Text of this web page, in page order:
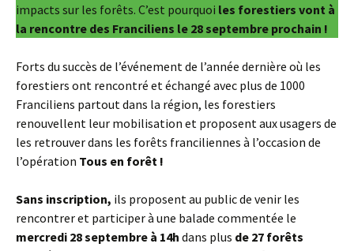
impacts sur les forêts. C’est pourquoi les forestiers vont à
la rencontre des Franciliens le 28 septembre prochain !
Forts du succès de l’événement de l’année dernière où les
forestiers ont rencontré et échangé avec plus de 1000
Franciliens partout dans la région, les forestiers
renouvellent leur mobilisation et proposent aux usagers de
les retrouver dans les forêts franciliennes à l’occasion de
l’opération Tous en forêt !
Sans inscription, ils proposent au public de venir les
rencontrer et participer à une balade commentée le
mercredi 28 septembre à 14h dans plus de 27 forêts